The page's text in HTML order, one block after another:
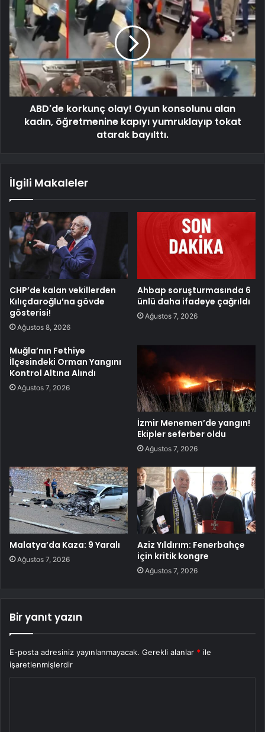
ABD'de korkunç olay! Oyun konsolunu alan
kadın, öğretmenine kapıyı yumruklayıp tokat
atarak bayılttı.
İlgili Makaleler
CHP’de kalan vekillerden
Kılıçdaroğlu’na gövde
gösterisi!
Ağustos 8, 2026
Ahbap soruşturmasında 6
ünlü daha ifadeye çağrıldı
Ağustos 7, 2026
Muğla’nın Fethiye
İlçesindeki Orman Yangını
Kontrol Altına Alındı
Ağustos 7, 2026
İzmir Menemen’de yangın!
Ekipler seferber oldu
Ağustos 7, 2026
Malatya’da Kaza: 9 Yaralı
Ağustos 7, 2026
Aziz Yıldırım: Fenerbahçe
için kritik kongre
Ağustos 7, 2026
Bir yanıt yazın
E-posta adresiniz yayınlanmayacak. Gerekli alanlar * ile
işaretlenmişlerdir